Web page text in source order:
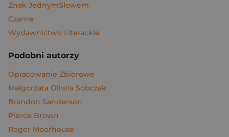
Znak JednymSłowem
Czarne
Wydawnictwo Literackie
Podobni autorzy
Opracowanie Zbiorowe
Małgorzata Oliwia Sobczak
Brandon Sanderson
Pierce Brown
Roger Moorhouse